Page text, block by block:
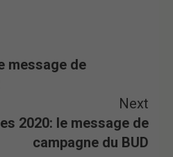
message de
Next
2020: le message de
campagne du BUD